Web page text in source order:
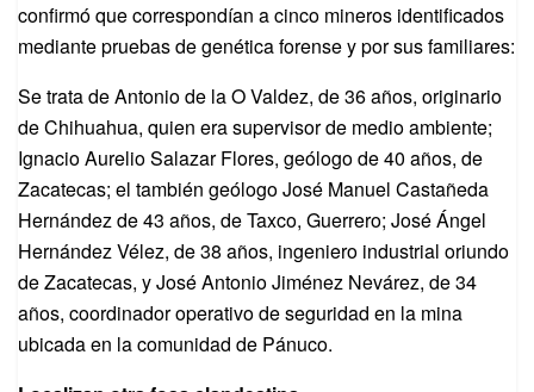
confirmó que correspondían a cinco mineros identificados
mediante pruebas de genética forense y por sus familiares:
Se trata de Antonio de la O Valdez, de 36 años, originario
de Chihuahua, quien era supervisor de medio ambiente;
Ignacio Aurelio Salazar Flores, geólogo de 40 años, de
Zacatecas; el también geólogo José Manuel Castañeda
Hernández de 43 años, de Taxco, Guerrero; José Ángel
Hernández Vélez, de 38 años, ingeniero industrial oriundo
de Zacatecas, y José Antonio Jiménez Nevárez, de 34
años, coordinador operativo de seguridad en la mina
ubicada en la comunidad de Pánuco.